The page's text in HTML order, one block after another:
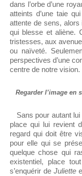
dans l’orbe d’une
atteints d’une taie
attente de sens,
qui blesse et aliène.
tristesses, aux
ou naïveté.
perspectives d’une
centre de notre vision.
Regarder l’image en
Sans pour autant lui
place qui lui revient
regard qui doit être
pour elle qui se
quelque chose qui
existentiel, place
s’enquérir de Juliette